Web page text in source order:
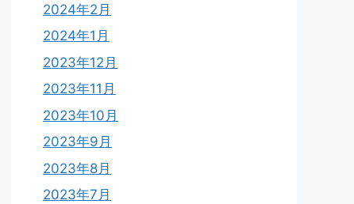
2024年2月
2024年1月
2023年12月
2023年11月
2023年10月
2023年9月
2023年8月
2023年7月